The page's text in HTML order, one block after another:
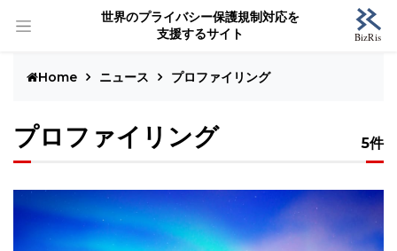
世界のプライバシー保護規制対応を
支援するサイト
Home ニュース プロファイリング
プロファイリング 5件